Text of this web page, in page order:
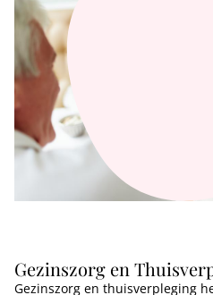
Gezinszorg en
Gezinszorg en thuisverpleging